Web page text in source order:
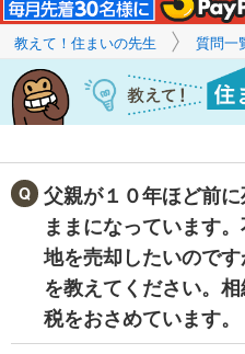
教えて！住まいの先生 質問一
父親が１０年ほど前
ままになっています
地を売却したいので
を教えてください。
税をおさめています。